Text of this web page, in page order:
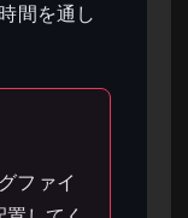
間を通し
ファイ